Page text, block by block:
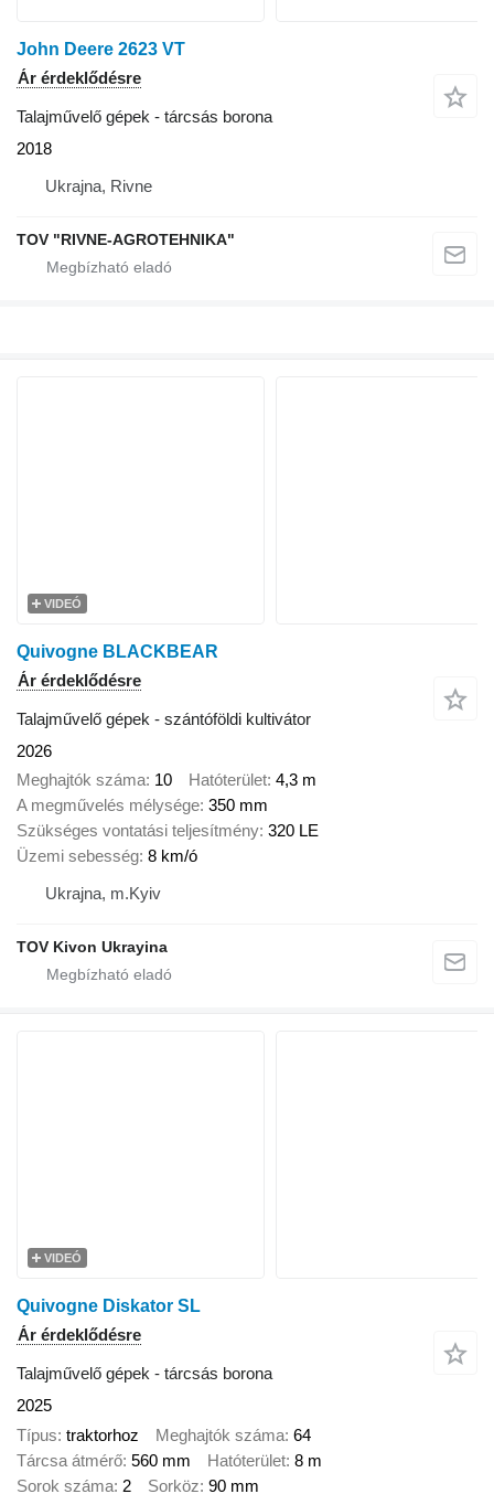
John Deere 2623 VT
Ár érdeklődésre
Talajművelő gépek - tárcsás borona
2018
Ukrajna, Rivne
TOV "RIVNE-AGROTEHNIKA"
VIDEÓ
Quivogne BLACKBEAR
Ár érdeklődésre
Talajművelő gépek - szántóföldi kultivátor
2026
Meghajtók száma 10 Hatóterület 4,3 m
A megművelés mélysége 350 mm
Szükséges vontatási teljesítmény 320 LE
Üzemi sebesség 8 km/ó
Ukrajna, m.Kyiv
TOV Kivon Ukrayina
VIDEÓ
Quivogne Diskator SL
Ár érdeklődésre
Talajművelő gépek - tárcsás borona
2025
Típus traktorhoz Meghajtók száma 64
Tárcsa átmérő 560 mm Hatóterület 8 m
Sorok száma 2 Sorköz 90 mm